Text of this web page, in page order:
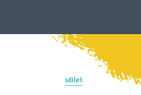
sdílet